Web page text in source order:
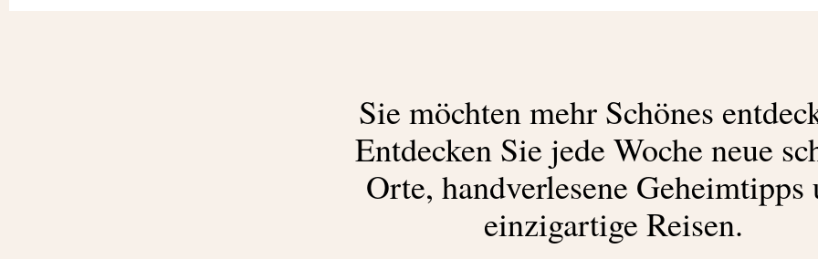
Sie möchten mehr Schönes
Entdecken Sie jede Woche neue
Orte, handverlesene Geheimtipps
einzigartige Reisen.
Orte, handverlesene Geheimtipps und